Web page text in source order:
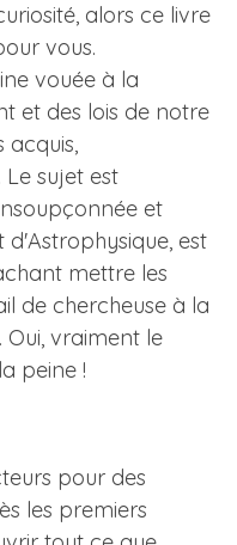
alors ce livre
vous.
vouée à la
et des lois de notre
acquis,
sujet est
et
d'Astrophysique, est
mettre les
de chercheuse à la
vraiment le
peine !
pour des
les premiers